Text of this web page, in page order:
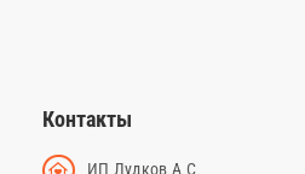
Контакты
ИП Лудков А.С.